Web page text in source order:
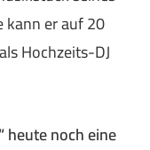
kann er auf 20
Hochzeits-DJ
heute noch eine